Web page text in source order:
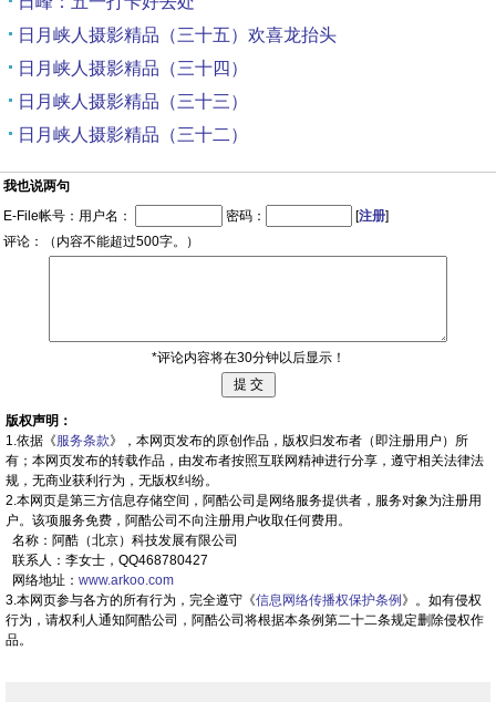
日月峡人摄影精品（三十五）欢喜龙抬头
日月峡人摄影精品（三十四）
日月峡人摄影精品（三十三）
日月峡人摄影精品（三十二）
我也说两句
E-File帐号：用户名：
密码： [注册]
评论：（内容不能超过500字。）
*评论内容将在30分钟以后显示！
版权声明：
1.依据《服务条款》，本网页发布的原创作品，版权归发布者（即注册用户）所
有；本网页发布的转载作品，由发布者按照互联网精神进行分享，遵守相关法律法
规，无商业获利行为，无版权纠纷。
2.本网页是第三方信息存储空间，阿酷公司是网络服务提供者，服务对象为注册用
户。该项服务免费，阿酷公司不向注册用户收取任何费用。
名称：阿酷（北京）科技发展有限公司
联系人：李女士，QQ468780427
网络地址： www.arkoo.com
3.本网页参与各方的所有行为，完全遵守《信息网络传播权保护条例 》。如有侵权
行为，请权利人通知阿酷公司，阿酷公司将根据本条例第二十二条规定删除侵权作
品。